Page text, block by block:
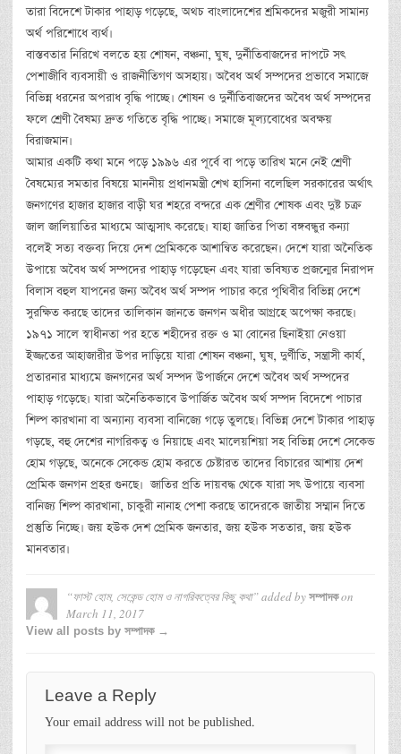
তারা বিদেশে টাকার পাহাড় গড়েছে, অথচ বাংলাদেশের শ্রমিকদের মজুরী সামান্য
অর্থ পরিশোধে ব্যর্থ।
বাস্তবতার নিরিখে বলতে হয় শোষন, বঞ্চনা, ঘুষ, দুর্নীতিবাজদের দাপটে সৎ
পেশাজীবি ব্যবসায়ী ও রাজনীতিগণ অসহায়। অবৈধ অর্থ সম্পদের প্রভাবে সমাজে
বিভিন্ন ধরনের অপরাধ বৃদ্ধি পাচ্ছে। শোষন ও দুর্নীতিবাজদের অবৈধ অর্থ সম্পদের
ফলে শ্রেণী বৈষম্য দ্রুত গতিতে বৃদ্ধি পাচ্ছে। সমাজে মূল্যবোধের অবক্ষয়
বিরাজমান।
আমার একটি কথা মনে পড়ে ১৯৯৬ এর পূর্বে বা পড়ে তারিখ মনে নেই শ্রেণী
বৈষম্যের সমতার বিষয়ে মাননীয় প্রধানমন্ত্রী শেখ হাসিনা বলেছিল সরকারের অর্থাৎ
জনগণের হাজার হাজার বাড়ী ঘর শহরে বন্দরে এক শ্রেণীর শোষক এবং দুষ্ট চক্র
জাল জালিয়াতির মাধ্যমে আত্মসাৎ করেছে। যাহা জাতির পিতা বঙ্গবন্ধুর কন্যা
বলেই সত্য বক্তব্য দিয়ে দেশ প্রেমিককে আশান্বিত করেছেন। দেশে যারা অনৈতিক
উপায়ে অবৈধ অর্থ সম্পদের পাহাড় গড়েছেন এবং যারা ভবিষ্যত প্রজন্মের নিরাপদ
বিলাস বহুল যাপনের জন্য অবৈধ অর্থ সম্পদ পাচার করে পৃথিবীর বিভিন্ন দেশে
সুরক্ষিত করছে তাদের তালিকান জানতে জনগন অধীর আগ্রহে অপেক্ষা করছে।
১৯৭১ সালে স্বাধীনতা পর হতে শহীদের রক্ত ও মা বোনের ছিনাইয়া নেওয়া
ইজ্জতের আহাজারীর উপর দাড়িয়ে যারা শোষন বঞ্চনা, ঘুষ, দুর্ণীতি, সন্ত্রাসী কার্য,
প্রতারনার মাধ্যমে জনগনের অর্থ সম্পদ উপার্জনে দেশে অবৈধ অর্থ সম্পদের
পাহাড় গড়েছে। যারা অনৈতিকভাবে উপার্জিত অবৈধ অর্থ সম্পদ বিদেশে পাচার
শিল্প কারখানা বা অন্যান্য ব্যবসা বানিজ্যে গড়ে তুলছে। বিভিন্ন দেশে টাকার পাহাড়
গড়ছে, বহু দেশের নাগরিকত্ব ও নিয়াছে এবং মালেয়শিয়া সহ বিভিন্ন দেশে সেকেন্ড
হোম গড়ছে, অনেকে সেকেন্ড হোম করতে চেষ্টারত তাদের বিচারের আশায় দেশ
প্রেমিক জনগন প্রহর গুনছে। জাতির প্রতি দায়বদ্ধ থেকে যারা সৎ উপায়ে ব্যবসা
বানিজ্য শিল্প কারখানা, চাকুরী নানাহ পেশা করছে তাদেরকে জাতীয় সম্মান দিতে
প্রস্তুতি নিচ্ছে। জয় হউক দেশ প্রেমিক জনতার, জয় হউক সততার, জয় হউক
মানবতার।
“ফাস্ট হোম, সেকেন্ড হোম ও নাগরিকত্বের কিছু কথা”added by সম্পাদকon
March 11, 2017
View all posts by সম্পাদক →
Leave a Reply
Your email address will not be published.